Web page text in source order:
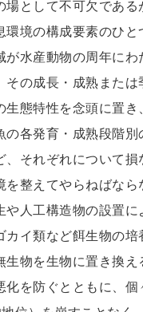
場として不可欠であ
環境の構成要素のひと
が水産動物の周年に
その成長・成熟または
生態特性を念頭に置
の各発育・成熟段階
、それぞれについて損
を整えてやらねばな
や人工構造物の設置に
カイ類など餌生物の
物を生物に置き換え
化を防ぐとともに、